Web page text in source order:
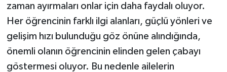
zaman ayırmaları onlar için daha faydalı oluyor.
Her öğrencinin farklı ilgi alanları, güçlü yönleri ve
gelişim hızı bulunduğu göz önüne alındığında,
önemli olanın öğrencinin elinden gelen çabayı
göstermesi oluyor. Bu nedenle ailelerin